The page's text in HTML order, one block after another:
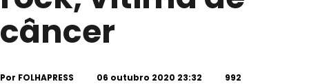
câncer
Por FOLHAPRESS 06 outubro 2020 23:32 992